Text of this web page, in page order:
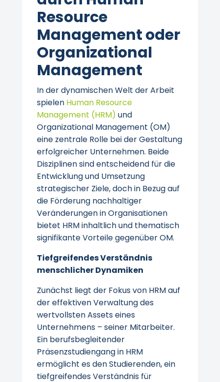
Resource
Management oder
Organizational
Management
In der dynamischen Welt der Arbeit
spielen Human Resource
Management (HRM) und
Organizational Management (OM)
eine zentrale Rolle bei der Gestaltung
erfolgreicher Unternehmen. Beide
Disziplinen sind entscheidend für die
Entwicklung und Umsetzung
strategischer Ziele, doch in Bezug auf
die Förderung nachhaltiger
Veränderungen in Organisationen
bietet HRM inhaltlich und thematisch
signifikante Vorteile gegenüber OM.
Tiefgreifendes Verständnis
menschlicher Dynamiken
Zunächst liegt der Fokus von HRM auf
der effektiven Verwaltung des
wertvollsten Assets eines
Unternehmens – seiner Mitarbeiter.
Ein berufsbegleitender
Präsenzstudiengang in HRM
ermöglicht es den Studierenden, ein
tiefgreifendes Verständnis für